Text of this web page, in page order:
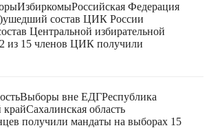
ИзбиркомыРоссийская Федерация
состав ЦИК России
Центральной избирательной
из 15 членов ЦИК получили
Выборы вне ЕДГРеспублика
крайСахалинская область
получили мандаты на выборах 15